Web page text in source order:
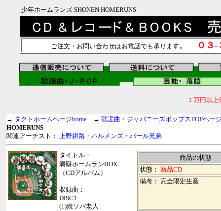
少年ホームランズ SHONEN HOMERUNS
ご注文・お問い合わせはお電話でも承ります。 ０３
１万円以
→ タクトホームページhome → 歌謡曲・ジャパニーズポップスTOPペー
HOMERUNS
関連アーチスト： 上野耕路 ・ ハルメンズ ・ パール兄弟
タイトル：
満塁ホームランBOX
（CDアルバム）
収録曲：
DISC1
(1)焼ソバ老人
商品の状態
状態： 新品CD
備考： 完全限定生産